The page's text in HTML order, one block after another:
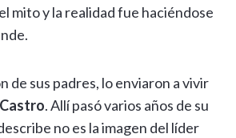
mito y la realidad fue haciéndose
de sus padres, lo enviaron a vivir
. Allí pasó varios años de su
no es la imagen del líder